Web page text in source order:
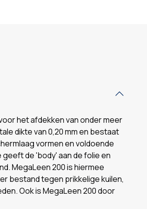
het afdekken van onder meer
dikte van 0,20 mm en bestaat
vormen en voldoende
de 'body' aan de folie en
MegaLeen 200 is hiermee
bestand tegen prikkelige kuilen,
Ook is MegaLeen 200 door